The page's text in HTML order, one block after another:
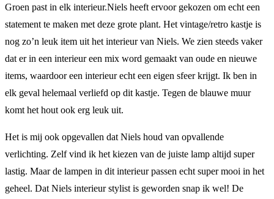
Groen past in elk interieur.Niels heeft ervoor gekozen om echt een
statement te maken met deze grote plant. Het vintage/retro kastje is
nog zo’n leuk item uit het interieur van Niels. We zien steeds vaker
dat er in een interieur een mix word gemaakt van oude en nieuwe
items, waardoor een interieur echt een eigen sfeer krijgt. Ik ben in
elk geval helemaal verliefd op dit kastje. Tegen de blauwe muur
komt het hout ook erg leuk uit.
Het is mij ook opgevallen dat Niels houd van opvallende
verlichting. Zelf vind ik het kiezen van de juiste lamp altijd super
lastig. Maar de lampen in dit interieur passen echt super mooi in het
geheel. Dat Niels interieur stylist is geworden snap ik wel! De